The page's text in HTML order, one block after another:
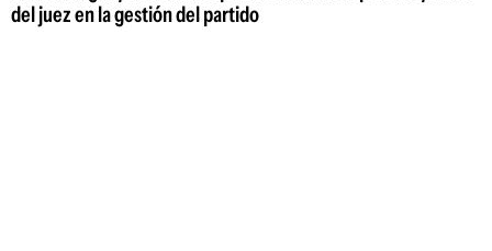
del juez en la gestión del partido